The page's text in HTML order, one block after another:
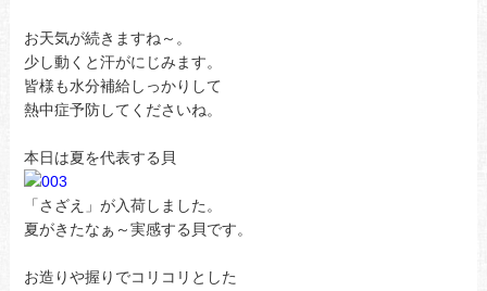
お天気が続きますね～。
少し動くと汗がにじみます。
皆様も水分補給しっかりして
熱中症予防してくださいね。
本日は夏を代表する貝
「さざえ」が入荷しました。
夏がきたなぁ～実感する貝です。
お造りや握りでコリコリとした